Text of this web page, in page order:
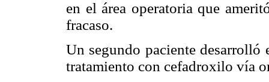
en el área operatoria que
fracaso.
Un segundo paciente
tratamiento con cefadroxilo vía